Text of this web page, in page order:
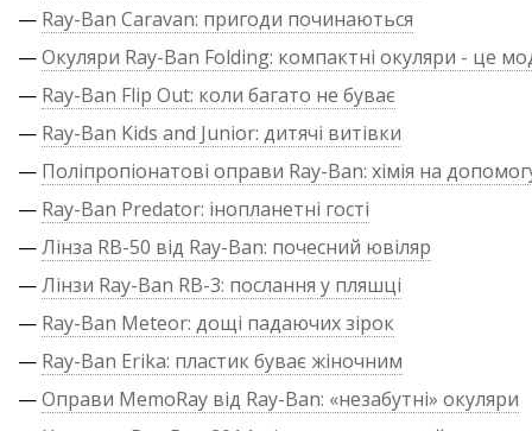
— Ray-Ban Caravan: пригоди починаються
—Окуляри Ray-Ban Folding: компактні окуляри - це
— Ray-Ban Flip Out: коли багато не буває
— Ray-Ban Kids and Junior: дитячі витівки
— Поліпропіонатові оправи Ray-Ban: хімія на
— Ray-Ban Predator: інопланетні гості
—Лінза RB-50 від Ray-Ban: почесний ювіляр
—Лінзи Ray-Ban RB-3: послання у пляшці
— Ray-Ban Meteor: дощі падаючих зірок
— Ray-Ban Erika: пластик буває жіночним
—Оправи MemoRay від Ray-Ban: «незабутні» окуляри